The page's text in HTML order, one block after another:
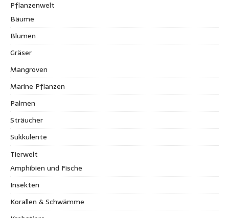
Pflanzenwelt
Bäume
Blumen
Gräser
Mangroven
Marine Pflanzen
Palmen
Sträucher
Sukkulente
Tierwelt
Amphibien und Fische
Insekten
Korallen & Schwämme